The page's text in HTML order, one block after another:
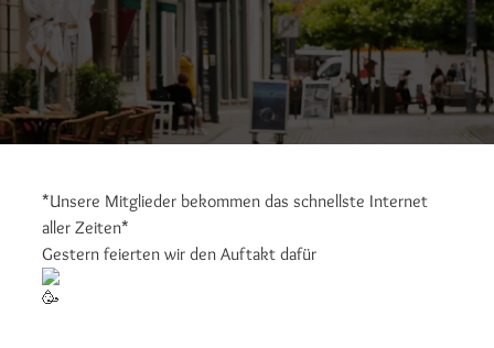
*Unsere Mitglieder bekommen das schnellste Internet
aller Zeiten*
Gestern feierten wir den Auftakt dafür